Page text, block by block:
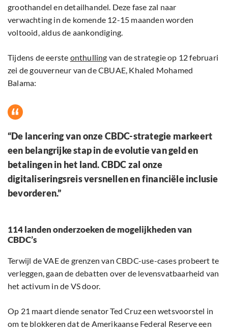
groothandel en detailhandel. Deze fase zal naar
verwachting in de komende 12-15 maanden worden
voltooid, aldus de aankondiging.
Tijdens de eerste onthulling van de strategie op 12 februari
zei de gouverneur van de CBUAE, Khaled Mohamed
Balama:
“De lancering van onze CBDC-strategie markeert
een belangrijke stap in de evolutie van geld en
betalingen in het land. CBDC zal onze
digitaliseringsreis versnellen en financiële inclusie
bevorderen.”
114 landen onderzoeken de mogelijkheden van
CBDC’s
Terwijl de VAE de grenzen van CBDC-use-cases probeert te
verleggen, gaan de debatten over de levensvatbaarheid van
het activum in de VS door.
Op 21 maart diende senator Ted Cruz een wetsvoorstel in
om te blokkeren dat de Amerikaanse Federal Reserve een